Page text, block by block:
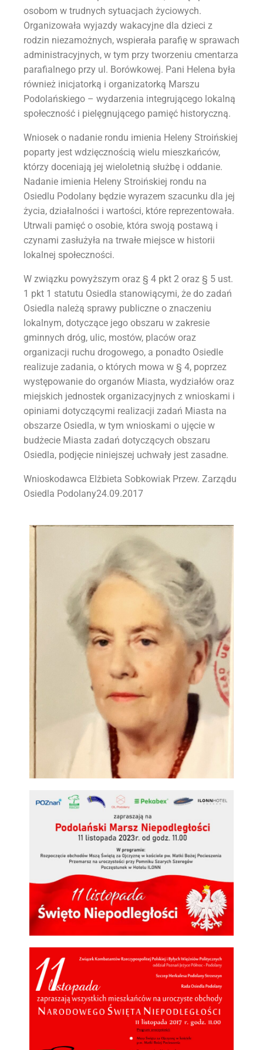
osobom w trudnych sytuacjach życiowych.
Organizowała wyjazdy wakacyjne dla dzieci z
rodzin niezamożnych, wspierała parafię w sprawach
administracyjnych, w tym przy tworzeniu cmentarza
parafialnego przy ul. Borówkowej. Pani Helena była
również inicjatorką i organizatorką Marszu
Podolańskiego – wydarzenia integrującego lokalną
społeczność i pielęgnującego pamięć historyczną.
Wniosek o nadanie rondu imienia Heleny Stroińskiej
poparty jest wdzięcznością wielu mieszkańców,
którzy doceniają jej wieloletnią służbę i oddanie.
Nadanie imienia Heleny Stroińskiej rondu na
Osiedlu Podolany będzie wyrazem szacunku dla jej
życia, działalności i wartości, które reprezentowała.
Utrwali pamięć o osobie, która swoją postawą i
czynami zasłużyła na trwałe miejsce w historii
lokalnej społeczności.
W związku powyższym oraz § 4 pkt 2 oraz § 5 ust.
1 pkt 1 statutu Osiedla stanowiącymi, że do zadań
Osiedla należą sprawy publiczne o znaczeniu
lokalnym, dotyczące jego obszaru w zakresie
gminnych dróg, ulic, mostów, placów oraz
organizacji ruchu drogowego, a ponadto Osiedle
realizuje zadania, o których mowa w § 4, poprzez
występowanie do organów Miasta, wydziałów oraz
miejskich jednostek organizacyjnych z wnioskami i
opiniami dotyczącymi realizacji zadań Miasta na
obszarze Osiedla, w tym wnioskami o ujęcie w
budżecie Miasta zadań dotyczących obszaru
Osiedla, podjęcie niniejszej uchwały jest zasadne.
Wnioskodawca Elżbieta Sobkowiak Przew. Zarządu
Osiedla Podolany24.09.2017